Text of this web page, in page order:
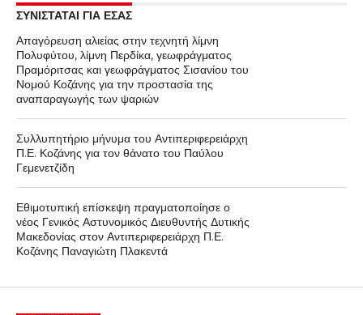
ΣΥΝΙΣΤΑΤΑΙ ΓΙΑ ΕΣΑΣ
Απαγόρευση αλιείας στην τεχνητή λίμνη
Πολυφύτου, λίμνη Περδίκα, γεωφράγματος
Πραμόριτσας και γεωφράγματος Σισανίου του
Νομού Κοζάνης για την προστασία της
αναπαραγωγής των ψαριών
Συλλυπητήριο μήνυμα του Αντιπεριφερειάρχη
Π.Ε. Κοζάνης για τον θάνατο του Παύλου
Γεμενετζίδη
Εθιμοτυπική επίσκεψη πραγματοποίησε ο
νέος Γενικός Αστυνομικός Διευθυντής Δυτικής
Μακεδονίας στον Αντιπεριφερειάρχη Π.Ε.
Κοζάνης Παναγιώτη Πλακεντά